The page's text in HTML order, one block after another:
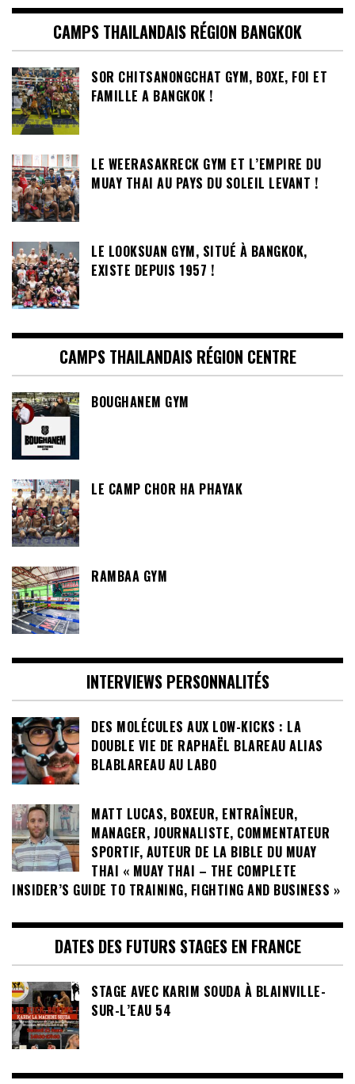
CAMPS THAILANDAIS RÉGION BANGKOK
SOR CHITSANONGCHAT GYM, BOXE, FOI ET
FAMILLE A BANGKOK !
LE WEERASAKRECK GYM ET L’EMPIRE DU
MUAY THAI AU PAYS DU SOLEIL LEVANT !
LE LOOKSUAN GYM, SITUÉ À BANGKOK,
EXISTE DEPUIS 1957 !
CAMPS THAILANDAIS RÉGION CENTRE
BOUGHANEM GYM
LE CAMP CHOR HA PHAYAK
RAMBAA GYM
INTERVIEWS PERSONNALITÉS
DES MOLÉCULES AUX LOW-KICKS : LA
DOUBLE VIE DE RAPHAËL BLAREAU ALIAS
BLABLAREAU AU LABO
MATT LUCAS, BOXEUR, ENTRAÎNEUR,
MANAGER, JOURNALISTE, COMMENTATEUR
SPORTIF, AUTEUR DE LA BIBLE DU MUAY
THAI « MUAY THAI – THE COMPLETE
INSIDER’S GUIDE TO TRAINING, FIGHTING AND BUSINESS »
DATES DES FUTURS STAGES EN FRANCE
STAGE AVEC KARIM SOUDA À BLAINVILLE-
SUR-L’EAU 54